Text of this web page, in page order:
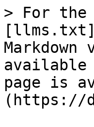
> For the
available
page is
(https://